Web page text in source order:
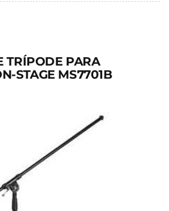
TRÍPODE PARA
STAGE MS7701B